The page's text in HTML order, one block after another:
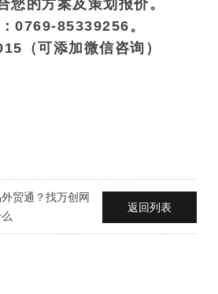
您的方案及策划报价。
0769-85339256。
（可添加微信咨询）
贸通？找万创网
返回列表